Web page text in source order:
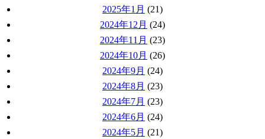
2025年1月 (21)
2024年12月 (24)
2024年11月 (23)
2024年10月 (26)
2024年9月 (24)
2024年8月 (23)
2024年7月 (23)
2024年6月 (24)
2024年5月 (21)